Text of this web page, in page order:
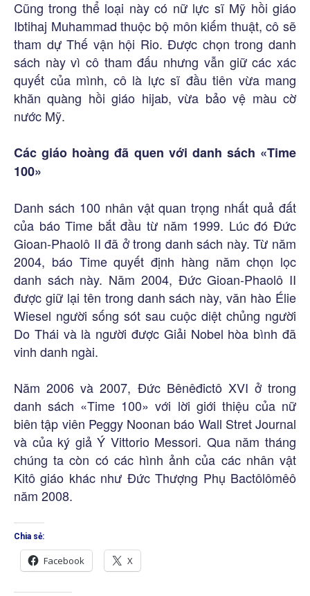
Cũng trong thể loại này có nữ lực sĩ Mỹ hồi giáo
Ibtihaj Muhammad thuộc bộ môn kiếm thuật, cô sẽ
tham dự Thế vận hội Rio. Được chọn trong danh
sách này vì cô tham đấu nhưng vẫn giữ các xác
quyết của mình, cô là lực sĩ đầu tiên vừa mang
khăn quàng hồi giáo hijab, vừa bảo vệ màu cờ
nước Mỹ.
Các giáo hoàng đã quen với danh sách «Time
100»
Danh sách 100 nhân vật quan trọng nhất quả đất
của báo Time bắt đầu từ năm 1999. Lúc đó Đức
Gioan-Phaolô II đã ở trong danh sách này. Từ năm
2004, báo Time quyết định hàng năm chọn lọc
danh sách này. Năm 2004, Đức Gioan-Phaolô II
được giữ lại tên trong danh sách này, văn hào Élie
Wiesel người sống sót sau cuộc diệt chủng người
Do Thái và là người được Giải Nobel hòa bình đã
vinh danh ngài.
Năm 2006 và 2007, Đức Bênêđictô XVI ở trong
danh sách «Time 100» với lời giới thiệu của nữ
biên tập viên Peggy Noonan báo Wall Stret Journal
và của ký giả Ý Vittorio Messori. Qua năm tháng
chúng ta còn có các hình ảnh của các nhân vật
Kitô giáo khác như Đức Thượng Phụ Bactôlômêô
năm 2008.
Chia sẻ:
Facebook X